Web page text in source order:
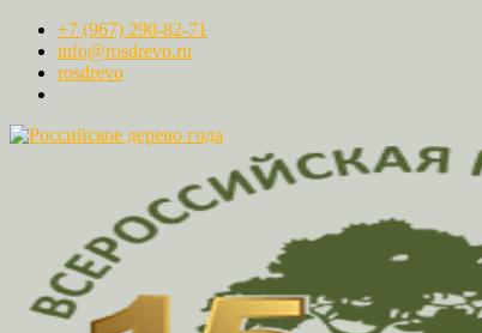
+7 (967) 290-82-71
info@rosdrevo.ru
rosdrevo